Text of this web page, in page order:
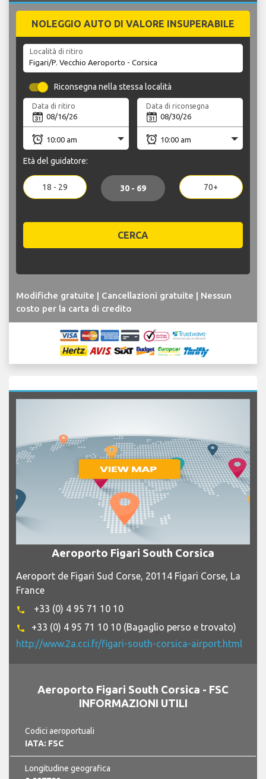
NOLEGGIO AUTO DI VALORE INSUPERABILE
Località di ritiro
Riconsegna nella stessa località
Data di ritiro Data di riconsegna
Età del guidatore:
18 - 29 30 - 69 70+
CERCA
Modifiche gratuite | Cancellazioni gratuite | Nessun
costo per la carta di credito
Aeroporto Figari South Corsica
Aeroport de Figari Sud Corse, 20114 Figari Corse, La
France
phone +33 (0) 4 95 71 10 10
phone
+33 (0) 4 95 71 10 10 (Bagaglio perso e trovato)
http://www.2a.cci.fr/figari-south-corsica-airport.html
Aeroporto Figari South Corsica - FSC
INFORMAZIONI UTILI
Codici aeroportuali
IATA: FSC
Longitudine geografica